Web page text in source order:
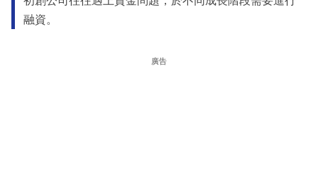
融資。
廣告